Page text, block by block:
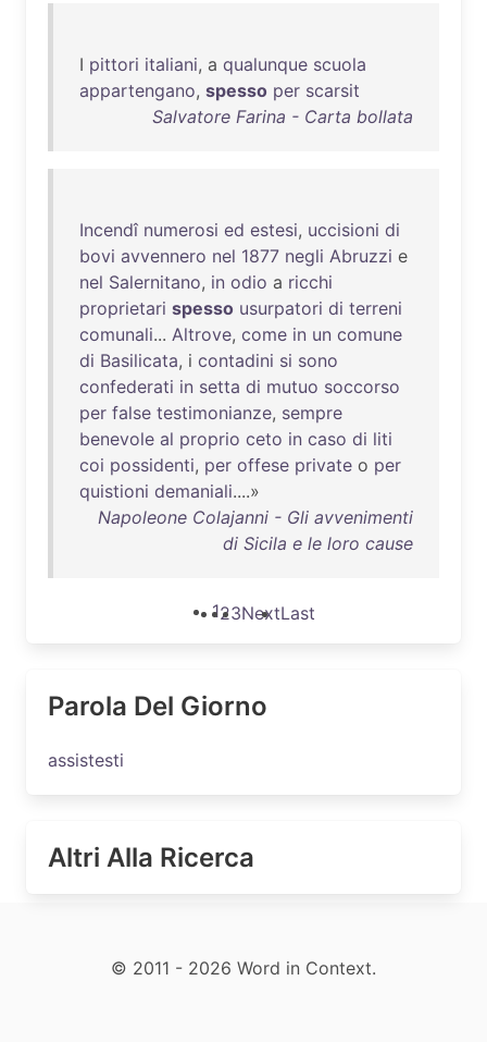
I pittori italiani, a qualunque scuola
appartengano, spesso per scarsit
Salvatore Farina - Carta bollata
Incendî numerosi ed estesi, uccisioni di
bovi avvennero nel 1877 negli Abruzzi e
nel Salernitano, in odio a ricchi
proprietari spesso usurpatori di terreni
comunali... Altrove, come in un comune
di Basilicata, i contadini si sono
confederati in setta di mutuo soccorso
per false testimonianze, sempre
benevole al proprio ceto in caso di liti
coi possidenti, per offese private o per
quistioni demaniali....»
Napoleone Colajanni - Gli avvenimenti
di Sicila e le loro cause
123NextLast
Parola Del Giorno
assistesti
Altri Alla Ricerca
© 2011 - 2026 Word in Context.